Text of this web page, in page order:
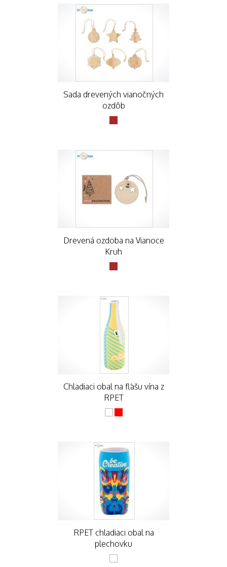
Sada drevených vianočných
ozdôb
Drevená ozdoba na Vianoce
Kruh
Chladiaci obal na fľašu vína z
RPET
RPET chladiaci obal na
plechovku